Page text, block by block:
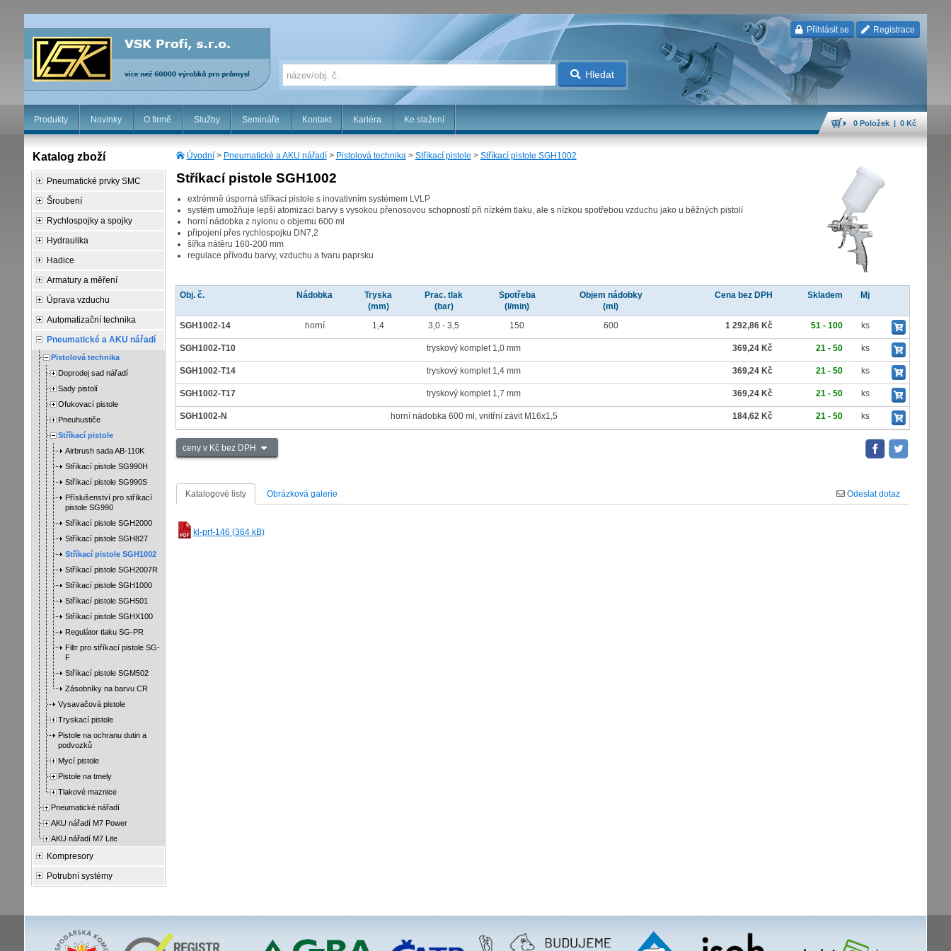
Přihlásit se Registrace
Hledat
Produkty Novinky O firmě Služby Semináře Kontakt Kariéra Ke stažení 0 Položek | 0 Kč
Úvodní> Pneumatické a AKU nářadí> Pistolová technika> Stříkací pistole > Stříkací pistole SGH1002
Stříkací pistole SGH1002
extrémně úsporná stříkací pistole s inovativním systémem LVLP
systém umožňuje lepší atomizaci barvy s vysokou přenosovou schopností při nízkém tlaku, ale s nízkou spotřebou vzduchu jako u běžných pistolí
horní nádobka z nylonu o objemu 600 ml
připojení přes rychlospojku DN7,2
šířka nátěru 160-200 mm
regulace přívodu barvy, vzduchu a tvaru paprsku
Obj. č. Nádobka
Tryska
(mm)
Prac. tlak
(bar)
Spotřeba
(l/min)
Objem nádobky
(ml)
Cena bez DPH Skladem Mj
SGH1002-14 horní 1,4 3,0 - 3,5 150 600 1 292,86 Kč 51 - 100 ks
SGH1002-T10 tryskový komplet 1,0 mm 369,24 Kč 21 - 50 ks
SGH1002-T14 tryskový komplet 1,4 mm 369,24 Kč 21 - 50 ks
SGH1002-T17 tryskový komplet 1,7 mm 369,24 Kč 21 - 50 ks
SGH1002-N horní nádobka 600 ml, vnitřní závit M16x1,5 184,62 Kč 21 - 50 ks
ceny v Kč bez DPH
Katalogové listy Obrázková galerie Odeslat dotaz
kl-prf-146 (364 kB)
Katalog zboží
Pneumatické prvky SMC
Šroubení
Rychlospojky a spojky
Hydraulika
Hadice
Armatury a měření
Úprava vzduchu
Automatizační technika
Pneumatické a AKU nářadí
Pistolová technika
Doprodej sad nářadí
Sady pistolí
Ofukovací pistole
Pneuhustiče
Stříkací pistole
Airbrush sada AB-110K
Stříkací pistole SG990H
Stříkací pistole SG990S
Příslušenství pro stříkací
pistole SG990
Stříkací pistole SGH2000
Stříkací pistole SGH827
Stříkací pistole SGH1002
Stříkací pistole SGH2007R
Stříkací pistole SGH1000
Stříkací pistole SGH501
Stříkací pistole SGHX100
Regulátor tlaku SG-PR
Filtr pro stříkací pistole SG-
F
Stříkací pistole SGM502
Zásobníky na barvu CR
Vysavačová pistole
Tryskací pistole
Pistole na ochranu dutin a
podvozků
Mycí pistole
Pistole na tmely
Tlakové maznice
Pneumatické nářadí
AKU nářadí M7 Power
AKU nářadí M7 Lite
Kompresory
Potrubní systémy